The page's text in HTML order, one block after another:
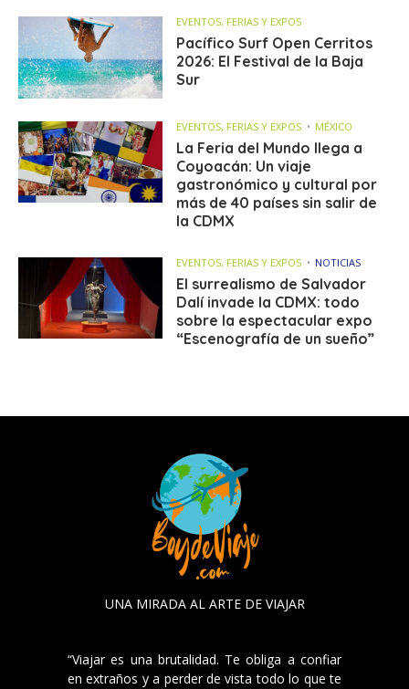
EVENTOS, FERIAS Y EXPOS
Pacífico Surf Open Cerritos
2026: El Festival de la Baja
Sur
EVENTOS, FERIAS Y EXPOS MÉXICO
La Feria del Mundo llega a
Coyoacán: Un viaje
gastronómico y cultural por
más de 40 países sin salir de
la CDMX
EVENTOS, FERIAS Y EXPOS NOTICIAS
El surrealismo de Salvador
Dalí invade la CDMX: todo
sobre la espectacular expo
“Escenografía de un sueño”
UNA MIRADA AL ARTE DE VIAJAR
“Viajar es una brutalidad. Te obliga a confiar
en extraños y a perder de vista todo lo que te